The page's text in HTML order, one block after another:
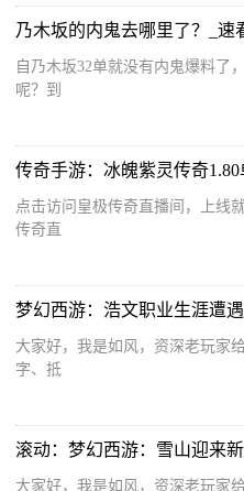
乃木坂的内鬼去哪里了？_速
自乃木坂32单就没有内鬼爆料了
呢？到
点击访问皇极传奇直播间，上线
传奇直
梦幻西游：浩文职业生涯遭
大家好，我是如风，资深老玩家
字、抵
大家好，我是如风，资深老玩家